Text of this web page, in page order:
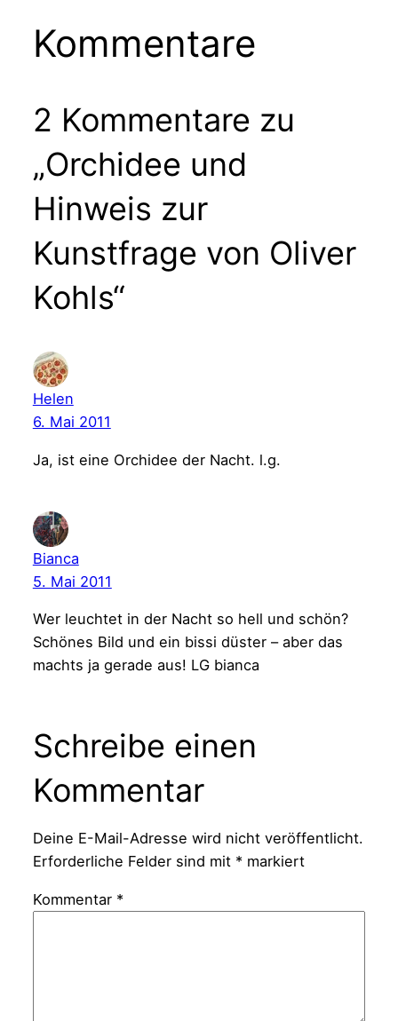
Kommentare
2 Kommentare zu
„Orchidee und
Hinweis zur
Kunstfrage von Oliver
Kohls“
Helen
6. Mai 2011
Ja, ist eine Orchidee der Nacht. l.g.
Bianca
5. Mai 2011
Wer leuchtet in der Nacht so hell und schön?
Schönes Bild und ein bissi düster – aber das
machts ja gerade aus! LG bianca
Schreibe einen
Kommentar
Deine E-Mail-Adresse wird nicht veröffentlicht.
Erforderliche Felder sind mit *markiert
Kommentar *